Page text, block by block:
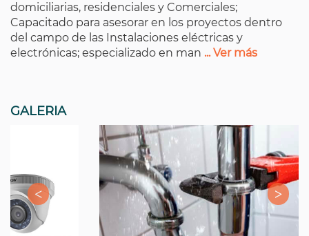
domiciliarias, residenciales y Comerciales;
Capacitado para asesorar en los proyectos dentro
del campo de las Instalaciones eléctricas y
electrónicas; especializado en man ... Ver más
GALERIA